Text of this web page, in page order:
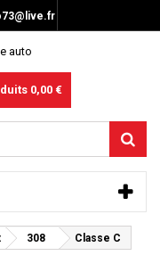
0,00 €
308 Classe C